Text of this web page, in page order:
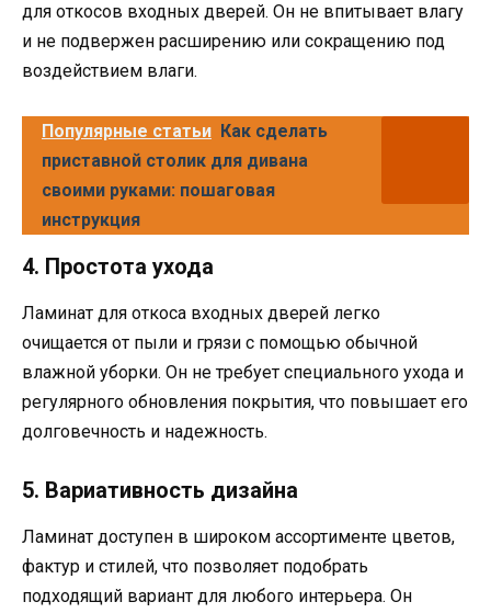
для откосов входных дверей. Он не впитывает влагу
и не подвержен расширению или сокращению под
воздействием влаги.
Популярные статьи Как сделать
приставной столик для дивана
своими руками: пошаговая
инструкция
4. Простота ухода
Ламинат для откоса входных дверей легко
очищается от пыли и грязи с помощью обычной
влажной уборки. Он не требует специального ухода и
регулярного обновления покрытия, что повышает его
долговечность и надежность.
5. Вариативность дизайна
Ламинат доступен в широком ассортименте цветов,
фактур и стилей, что позволяет подобрать
подходящий вариант для любого интерьера. Он